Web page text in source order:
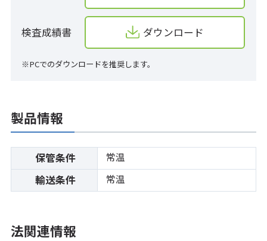
検査成績書 ダウンロード
※PCでのダウンロードを推奨します。
製品情報
保管条件 常温
輸送条件 常温
法関連情報